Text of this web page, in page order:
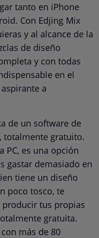
tanto en iPhone
Con Edjing Mix
y al alcance de la
de diseño
y con todas
en el
a
de un software de
totalmente gratuito.
PC, es una opción
gastar demasiado en
tiene un diseño
poco tosco, te
tus propias
gratuita.
más de 80